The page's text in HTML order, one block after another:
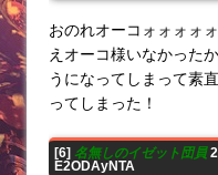
おのれオーコォォォォ
えオーコ様いなかった
うになってしまって素
ってしまった！
[6] 名無しのイゼット団員
E2ODAyNTA